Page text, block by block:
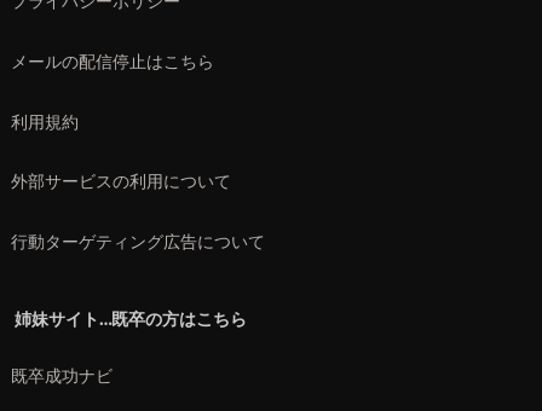
メールの配信停止はこちら
利用規約
外部サービスの利用について
行動ターゲティング広告について
姉妹サイト…既卒の方はこちら
既卒成功ナビ